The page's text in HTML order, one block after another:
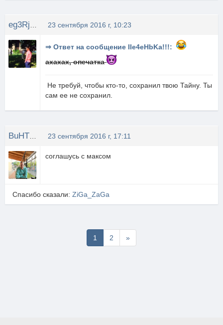
23 сентября 2016 г, 10:23
⇒ Ответ на сообщение IIe4eHbKa!!!:
ахахах, опечатка
Не требуй, чтобы кто-то, сохранил твою Тайну. Ты
сам ее не сохранил.
23 сентября 2016 г, 17:11
соглашусь с максом
Спасибо сказали: ZiGa_ZaGa
1 2 »Последняя